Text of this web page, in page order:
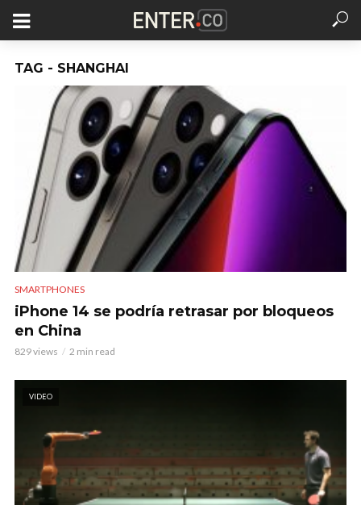
TAG - SHANGHAI
SMARTPHONES
iPhone 14 se podría retrasar por bloqueos
en China
829 views 2 min read
VIDEO